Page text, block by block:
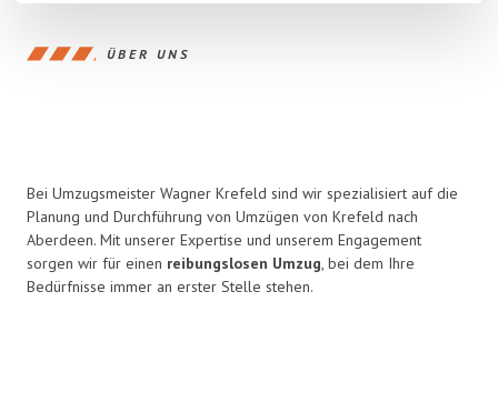
ÜBER UNS
Bei Umzugsmeister Wagner Krefeld sind wir spezialisiert auf die
Planung und Durchführung von Umzügen von Krefeld nach
Aberdeen. Mit unserer Expertise und unserem Engagement
sorgen wir für einen reibungslosen Umzug, bei dem Ihre
Bedürfnisse immer an erster Stelle stehen.